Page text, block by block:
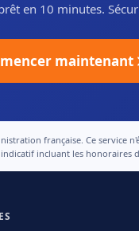
en 10 minutes.
maintenant
française. Ce service
incluant les honoraires